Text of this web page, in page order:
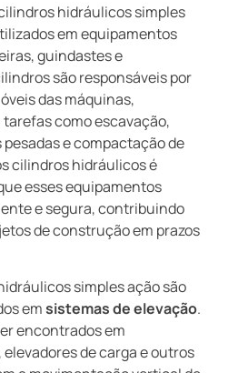
hidráulicos simples
em equipamentos
guindastes e
são responsáveis por
das máquinas,
como escavação,
e compactação de
cilindros hidráulicos é
esses equipamentos
e segura, contribuindo
de construção em prazos
simples ação são
emsistemas de elevação.
encontrados em
de carga e outros